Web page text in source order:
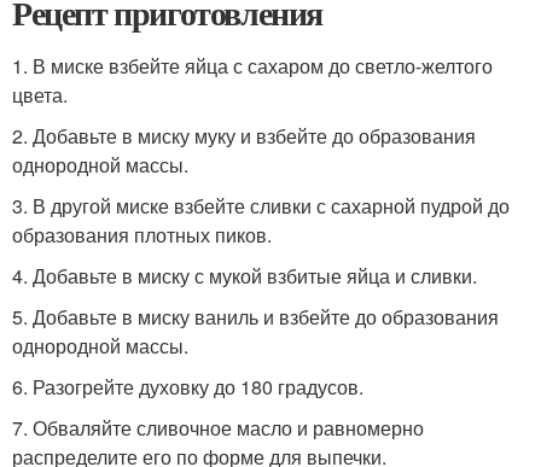
Рецепт приготовления
1. В миске взбейте яйца с сахаром до светло-желтого
цвета.
2. Добавьте в миску муку и взбейте до образования
однородной массы.
3. В другой миске взбейте сливки с сахарной пудрой до
образования плотных пиков.
4. Добавьте в миску с мукой взбитые яйца и сливки.
5. Добавьте в миску ваниль и взбейте до образования
однородной массы.
6. Разогрейте духовку до 180 градусов.
7. Обваляйте сливочное масло и равномерно
распределите его по форме для выпечки.